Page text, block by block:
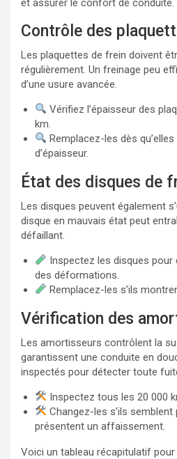
Contrôle des
Les plaquettes de frein doivent
régulièrement. Un freinage peu
d’une usure avancée.
Vérifiez l’épaisseur des
km.
Remplacez-les dès
d’épaisseur.
État des disques de
Les disques peuvent également
disque en mauvais état peut
défaillant.
Inspectez les disques
des déformations.
Remplacez-les s’ils
Vérification des
Les amortisseurs contrôlent la
garantissent une conduite en
inspectés pour détecter toute
Inspectez tous les 20 000
Changez-les s’ils semblent
présentent un affaissement.
Voici un tableau récapitulatif